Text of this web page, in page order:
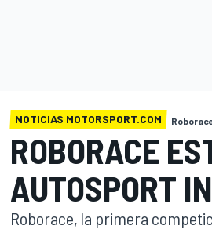
NOTICIAS MOTORSPORT.COM
ROBORACE
AUTOSPORT
Roborace, la primera